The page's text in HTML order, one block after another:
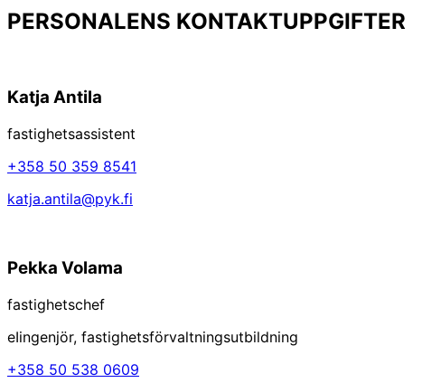
PERSONALENS KONTAKTUPPGIFTER
Katja Antila
fastighetsassistent
+358 50 359 8541
katja.antila@pyk.fi
Pekka Volama
fastighetschef
eIingenjör, fastighetsförvaltningsutbildning
+358 50 538 0609